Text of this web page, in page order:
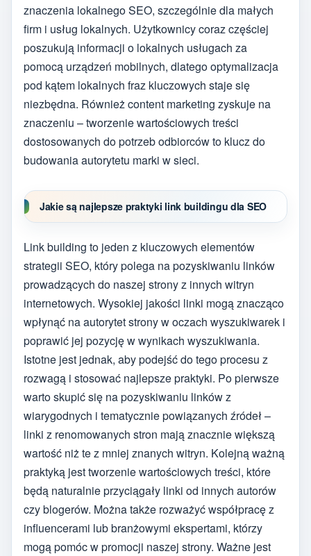
znaczenia lokalnego SEO, szczególnie dla małych
firm i usług lokalnych. Użytkownicy coraz częściej
poszukują informacji o lokalnych usługach za
pomocą urządzeń mobilnych, dlatego optymalizacja
pod kątem lokalnych fraz kluczowych staje się
niezbędna. Również content marketing zyskuje na
znaczeniu – tworzenie wartościowych treści
dostosowanych do potrzeb odbiorców to klucz do
budowania autorytetu marki w sieci.
Jakie są najlepsze praktyki link buildingu dla SEO
Link building to jeden z kluczowych elementów
strategii SEO, który polega na pozyskiwaniu linków
prowadzących do naszej strony z innych witryn
internetowych. Wysokiej jakości linki mogą znacząco
wpłynąć na autorytet strony w oczach wyszukiwarek i
poprawić jej pozycję w wynikach wyszukiwania.
Istotne jest jednak, aby podejść do tego procesu z
rozwagą i stosować najlepsze praktyki. Po pierwsze
warto skupić się na pozyskiwaniu linków z
wiarygodnych i tematycznie powiązanych źródeł –
linki z renomowanych stron mają znacznie większą
wartość niż te z mniej znanych witryn. Kolejną ważną
praktyką jest tworzenie wartościowych treści, które
będą naturalnie przyciągały linki od innych autorów
czy blogerów. Można także rozważyć współpracę z
influencerami lub branżowymi ekspertami, którzy
mogą pomóc w promocji naszej strony. Ważne jest